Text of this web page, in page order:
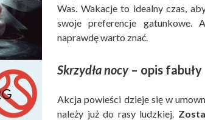
Was. Wakacje to idealny czas,
swoje preferencje gatunkowe.
naprawdę warto znać.
Skrzydła nocy– opis fabuły
Akcja powieści dzieje się w
należy już do rasy ludzkiej.